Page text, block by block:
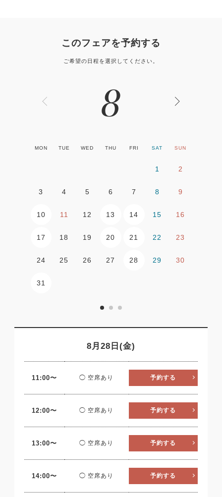
このフェアを予約する
ご希望の日程を選択してください。
8
MON TUE WED THU FRI SAT SUN
1 2
3 4 5 6 7 8 9
10 11 12 13 14 15 16
17 18 19 20 21 22 23
24 25 26 27 28 29 30
31
8月28日(金)
11:00〜 ◯ 空席あり 予約する
12:00〜 ◯ 空席あり 予約する
13:00〜 ◯ 空席あり 予約する
14:00〜 ◯ 空席あり 予約する